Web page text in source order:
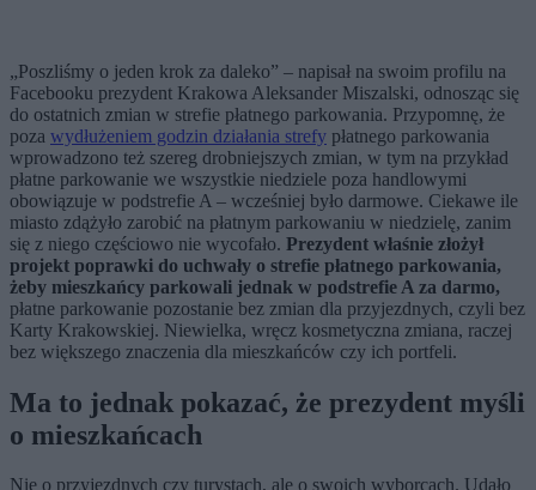
„Poszliśmy o jeden krok za daleko” – napisał na swoim profilu na
Facebooku prezydent Krakowa Aleksander Miszalski, odnosząc się
do ostatnich zmian w strefie płatnego parkowania. Przypomnę, że
poza wydłużeniem godzin działania strefy płatnego parkowania
wprowadzono też szereg drobniejszych zmian, w tym na przykład
płatne parkowanie we wszystkie niedziele poza handlowymi
obowiązuje w podstrefie A – wcześniej było darmowe. Ciekawe ile
miasto zdążyło zarobić na płatnym parkowaniu w niedzielę, zanim
się z niego częściowo nie wycofało. Prezydent właśnie złożył
projekt poprawki do uchwały o strefie płatnego parkowania,
żeby mieszkańcy parkowali jednak w podstrefie A za darmo,
płatne parkowanie pozostanie bez zmian dla przyjezdnych, czyli bez
Karty Krakowskiej. Niewielka, wręcz kosmetyczna zmiana, raczej
bez większego znaczenia dla mieszkańców czy ich portfeli.
Ma to jednak pokazać, że prezydent myśli
o mieszkańcach
Nie o przyjezdnych czy turystach, ale o swoich wyborcach. Udało